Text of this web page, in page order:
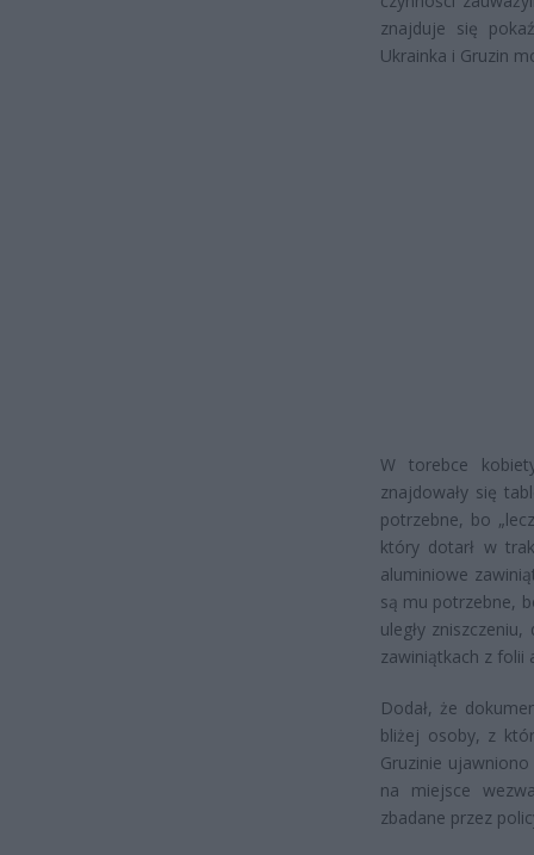
znajduje się
Ukrainka i Gruzin
W torebce
znajdowały się
potrzebne, bo
który dotarł w
aluminiowe
są mu potrzebne,
uległy
zawiniątkach z folii
Dodał, że
bliżej osoby, z
Gruzinie
na miejsce
zbadane przez